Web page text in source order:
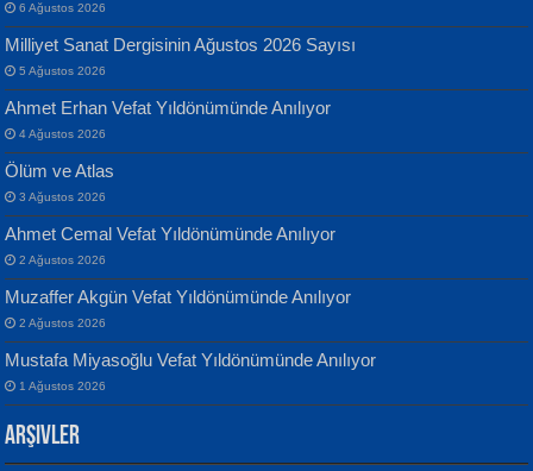
ATİLLA ÖZEN
Sultan Olmadan Önce Eyüp...
EKREM KARABABA
Yaralı Şiir...
Banu Sancak
Defterimden İçeri...
İsmail Aydos
İnkisar...
6 Ağustos 2026
Milliyet Sanat Dergisinin Ağustos 2026 Sayısı
5 Ağustos 2026
Ahmet Erhan Vefat Yıldönümünde Anılıyor
4 Ağustos 2026
Ölüm ve Atlas
3 Ağustos 2026
Ahmet Cemal Vefat Yıldönümünde Anılıyor
2 Ağustos 2026
Muzaffer Akgün Vefat Yıldönümünde Anılıyor
2 Ağustos 2026
Mustafa Miyasoğlu Vefat Yıldönümünde Anılıyor
1 Ağustos 2026
Arşivler